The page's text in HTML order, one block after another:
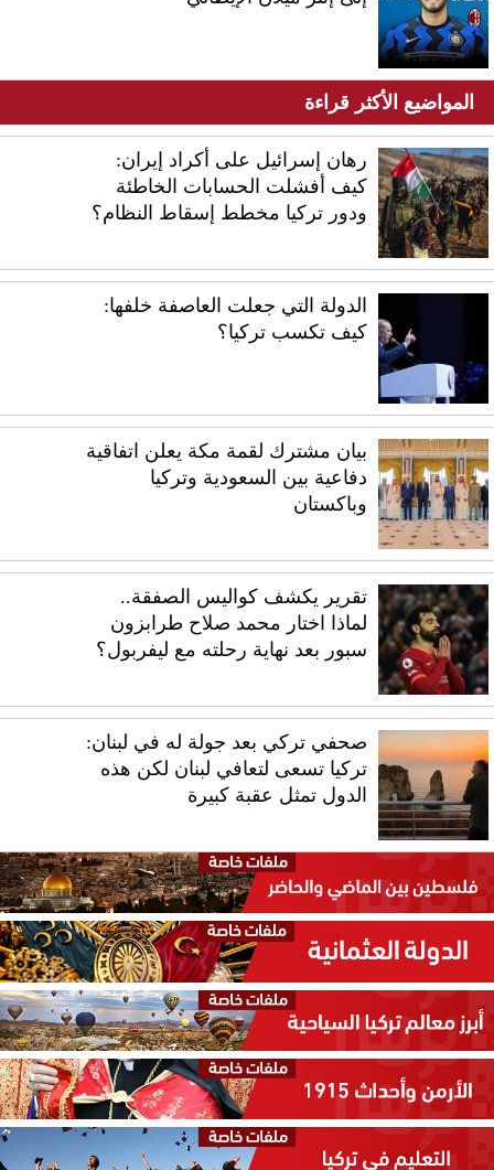
المواضيع الأكثر قراءة
رهان إسرائيل على أكراد إيران:
كيف أفشلت الحسابات الخاطئة
ودور تركيا مخطط إسقاط النظام؟
الدولة التي جعلت العاصفة خلفها:
كيف تكسب تركيا؟
بيان مشترك لقمة مكة يعلن اتفاقية
دفاعية بين السعودية وتركيا
وباكستان
تقرير يكشف كواليس الصفقة..
لماذا اختار محمد صلاح طرابزون
سبور بعد نهاية رحلته مع ليفربول؟
صحفي تركي بعد جولة له في لبنان:
تركيا تسعى لتعافي لبنان لكن هذه
الدول تمثل عقبة كبيرة